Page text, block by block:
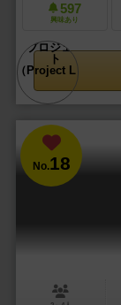
597
興味あり
No.18